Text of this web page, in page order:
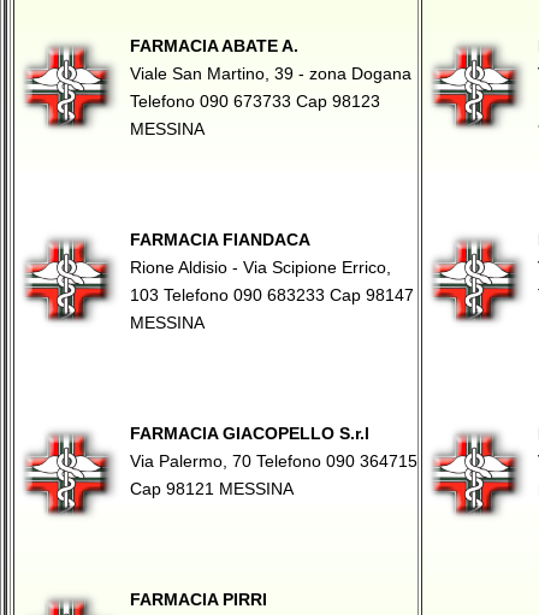
FARMACIA ABATE A.
Viale San Martino, 39 - zona Dogana
Telefono 090 673733 Cap 98123
MESSINA
FARMACIA FIANDACA
Rione Aldisio - Via Scipione Errico,
103 Telefono 090 683233 Cap 98147
MESSINA
FARMACIA GIACOPELLO S.r.l
Via Palermo, 70 Telefono 090 364715
Cap 98121 MESSINA
FARMACIA PIRRI